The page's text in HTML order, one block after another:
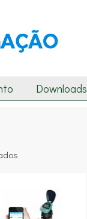
Downloads